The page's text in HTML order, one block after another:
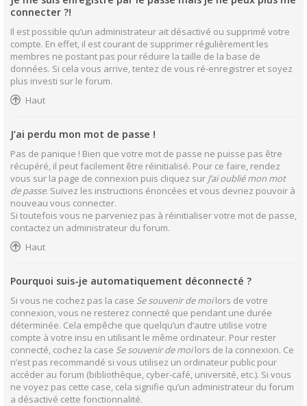
connecter ?!
Il est possible qu’un administrateur ait désactivé ou supprimé votre
compte. En effet, il est courant de supprimer régulièrement les
membres ne postant pas pour réduire la taille de la base de
données. Si cela vous arrive, tentez de vous ré-enregistrer et soyez
plus investi sur le forum.
Haut
J’ai perdu mon mot de passe !
Pas de panique ! Bien que votre mot de passe ne puisse pas être
récupéré, il peut facilement être réinitialisé. Pour ce faire, rendez
vous sur la page de connexion puis cliquez sur J’ai oublié mon mot
de passe. Suivez les instructions énoncées et vous devriez pouvoir à
nouveau vous connecter.
Si toutefois vous ne parveniez pas à réinitialiser votre mot de passe,
contactez un administrateur du forum.
Haut
Pourquoi suis-je automatiquement déconnecté ?
Si vous ne cochez pas la case Se souvenir de moilors de votre
connexion, vous ne resterez connecté que pendant une durée
déterminée. Cela empêche que quelqu’un d’autre utilise votre
compte à votre insu en utilisant le même ordinateur. Pour rester
connecté, cochez la case Se souvenir de moilors de la connexion. Ce
n’est pas recommandé si vous utilisez un ordinateur public pour
accéder au forum (bibliothèque, cyber-café, université, etc.). Si vous
ne voyez pas cette case, cela signifie qu’un administrateur du forum
a désactivé cette fonctionnalité.